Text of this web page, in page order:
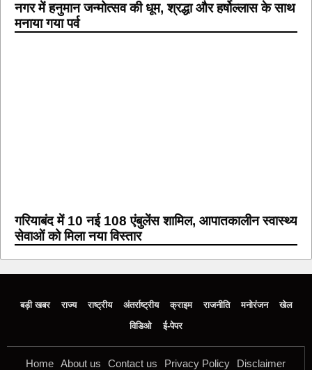
नगर में हनुमान जन्मोत्सव की धूम, श्रद्धा और हर्षोल्लास के साथ
मनाया गया पर्व
गरियाबंद में 10 नई 108 एंबुलेंस शामिल, आपातकालीन स्वास्थ्य
सेवाओं को मिला नया विस्तार
बड़ी खबर राज्य राष्ट्रीय अंतर्राष्ट्रीय क्राइम राजनीति मनोरंजन
खेल
विडिओ
ई-पेपर
Home About us Contact us Privacy Policy
Disclaimer